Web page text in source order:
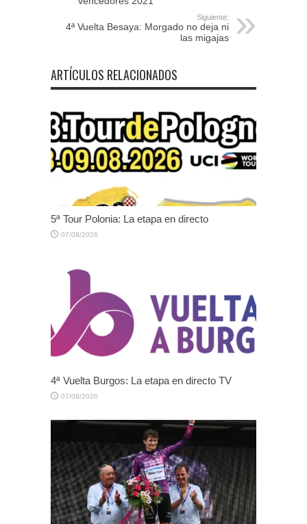
Siguiente:
4ª Vuelta Besaya: Morgado no deja ni
las migajas
ARTÍCULOS RELACIONADOS
5ª Tour Polonia: La etapa en directo
07/08/2026
4ª Vuelta Burgos: La etapa en directo TV
07/08/2026